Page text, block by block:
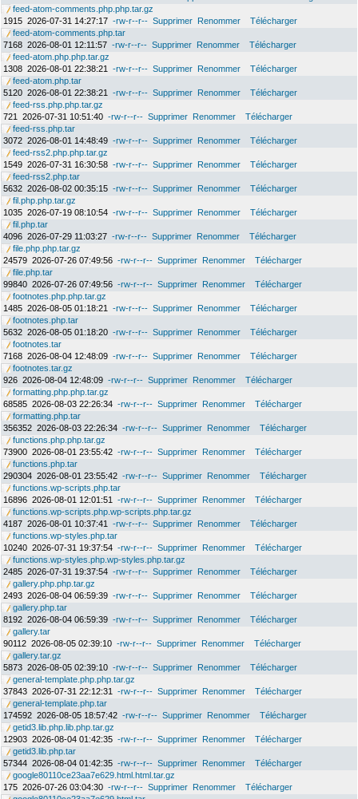
feed-atom-comments.php.php.tar.gz
1915 2026-07-31 14:27:17 -rw-r--r-- Supprimer Renommer
Télécharger
feed-atom-comments.php.tar
7168 2026-08-01 12:11:57 -rw-r--r-- Supprimer Renommer
Télécharger
feed-atom.php.php.tar.gz
1308 2026-08-01 22:38:21 -rw-r--r-- Supprimer Renommer
Télécharger
feed-atom.php.tar
5120 2026-08-01 22:38:21 -rw-r--r-- Supprimer Renommer
Télécharger
feed-rss.php.php.tar.gz
721
2026-07-31 10:51:40 -rw-r--r-- Supprimer Renommer
Télécharger
feed-rss.php.tar
3072 2026-08-01 14:48:49 -rw-r--r-- Supprimer Renommer
Télécharger
feed-rss2.php.php.tar.gz
1549 2026-07-31 16:30:58 -rw-r--r-- Supprimer Renommer
Télécharger
feed-rss2.php.tar
5632 2026-08-02 00:35:15 -rw-r--r-- Supprimer Renommer
Télécharger
fil.php.php.tar.gz
1035 2026-07-19 08:10:54 -rw-r--r-- Supprimer Renommer
Télécharger
fil.php.tar
4096 2026-07-29 11:03:27 -rw-r--r-- Supprimer Renommer
Télécharger
file.php.php.tar.gz
24579 2026-07-26 07:49:56 -rw-r--r-- Supprimer Renommer
Télécharger
file.php.tar
99840 2026-07-26 07:49:56 -rw-r--r-- Supprimer Renommer
Télécharger
footnotes.php.php.tar.gz
1485 2026-08-05 01:18:21 -rw-r--r-- Supprimer Renommer
Télécharger
footnotes.php.tar
5632 2026-08-05 01:18:20 -rw-r--r-- Supprimer Renommer
Télécharger
footnotes.tar
7168 2026-08-04 12:48:09 -rw-r--r-- Supprimer Renommer
Télécharger
footnotes.tar.gz
926 2026-08-04 12:48:09 -rw-r--r-- Supprimer Renommer
Télécharger
formatting.php.php.tar.gz
68585 2026-08-03 22:26:34 -rw-r--r-- Supprimer Renommer
Télécharger
formatting.php.tar
356352 2026-08-03 22:26:34 -rw-r--r-- Supprimer Renommer
Télécharger
functions.php.php.tar.gz
73900 2026-08-01 23:55:42 -rw-r--r-- Supprimer Renommer
Télécharger
functions.php.tar
290304 2026-08-01 23:55:42 -rw-r--r-- Supprimer Renommer
Télécharger
functions.wp-scripts.php.tar
16896 2026-08-01 12:01:51 -rw-r--r-- Supprimer Renommer
Télécharger
functions.wp-scripts.php.wp-scripts.php.tar.gz
4187 2026-08-01 10:37:41 -rw-r--r-- Supprimer Renommer
Télécharger
functions.wp-styles.php.tar
10240 2026-07-31 19:37:54 -rw-r--r-- Supprimer Renommer
Télécharger
functions.wp-styles.php.wp-styles.php.tar.gz
2485 2026-07-31 19:37:54 -rw-r--r-- Supprimer Renommer
Télécharger
gallery.php.php.tar.gz
2493 2026-08-04 06:59:39 -rw-r--r-- Supprimer Renommer
Télécharger
gallery.php.tar
8192 2026-08-04 06:59:39 -rw-r--r-- Supprimer Renommer
Télécharger
gallery.tar
90112 2026-08-05 02:39:10 -rw-r--r-- Supprimer Renommer
Télécharger
gallery.tar.gz
5873 2026-08-05 02:39:10 -rw-r--r-- Supprimer Renommer
Télécharger
general-template.php.php.tar.gz
37843 2026-07-31 22:12:31 -rw-r--r-- Supprimer Renommer
Télécharger
general-template.php.tar
174592 2026-08-05 18:57:42 -rw-r--r-- Supprimer Renommer
Télécharger
getid3.lib.php.lib.php.tar.gz
12903 2026-08-04 01:42:35 -rw-r--r-- Supprimer Renommer
Télécharger
getid3.lib.php.tar
57344 2026-08-04 01:42:35 -rw-r--r-- Supprimer Renommer
Télécharger
google80110ce23aa7e629.html.html.tar.gz
175 2026-07-26 03:04:30 -rw-r--r-- Supprimer Renommer
Télécharger